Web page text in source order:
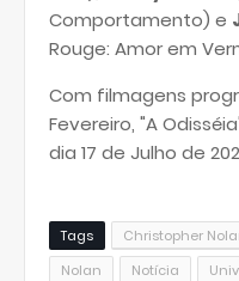
Comportamento) e
Rouge: Amor em
Com filmagens
Fevereiro, "A
dia 17 de Julho de
Tags Christopher
Nolan
Notícia